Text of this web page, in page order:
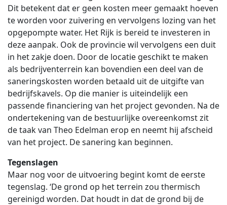
Dit betekent dat er geen kosten meer gemaakt hoeven
te worden voor zuivering en vervolgens lozing van het
opgepompte water. Het Rijk is bereid te investeren in
deze aanpak. Ook de provincie wil vervolgens een duit
in het zakje doen. Door de locatie geschikt te maken
als bedrijventerrein kan bovendien een deel van de
saneringskosten worden betaald uit de uitgifte van
bedrijfskavels. Op die manier is uiteindelijk een
passende financiering van het project gevonden. Na de
ondertekening van de bestuurlijke overeenkomst zit
de taak van Theo Edelman erop en neemt hij afscheid
van het project. De sanering kan beginnen.
Tegenslagen
Maar nog voor de uitvoering begint komt de eerste
tegenslag. ‘De grond op het terrein zou thermisch
gereinigd worden. Dat houdt in dat de grond bij de